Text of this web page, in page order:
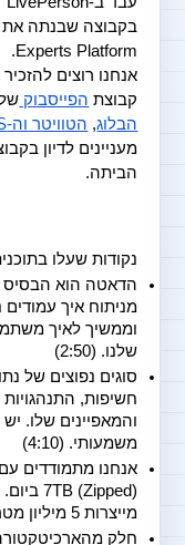
בקבוצה שבנתה
קבוצת הפייסבוק
הבלוג, הטוויטר וה-RSS
הביתה.
נקודות שעלו
שלנו. (2:50)
משמעותי. (4:10)
מייצרות 5 מיליון מטריקות בדקה. (5:47)